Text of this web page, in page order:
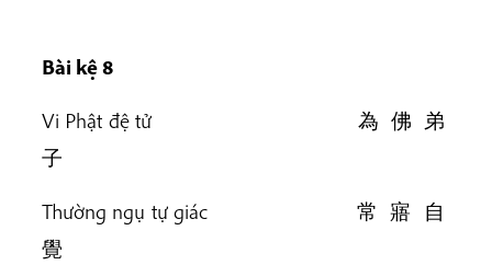
Bài kệ 8
Vi Phật đệ tử 為 佛 弟
子
Thường ngụ tự giác 常 寤 自
覺